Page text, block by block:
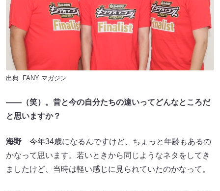
出典: FANY マガジン
――（笑）。昔と今の自分たちの違いってどんなところだ
と思いますか？
海野 今年34歳になるんですけど、ちょっと年齢もあるの
かなって思います。若いときから同じようなネタをしてき
ましたけど、当時は軽い感じに見られていたのかなって。